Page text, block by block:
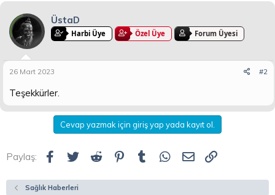
ÜstaD
Harbi Üye Özel Üye Forum Üyesi
26 Mart 2023 #2
Teşekkürler.
Cevap yazmak için giriş yap yada kayıt ol.
Paylaş: Facebook
Twitter Reddit Pinterest
Tumblr WhatsApp
E-posta
Sağlık Haberleri